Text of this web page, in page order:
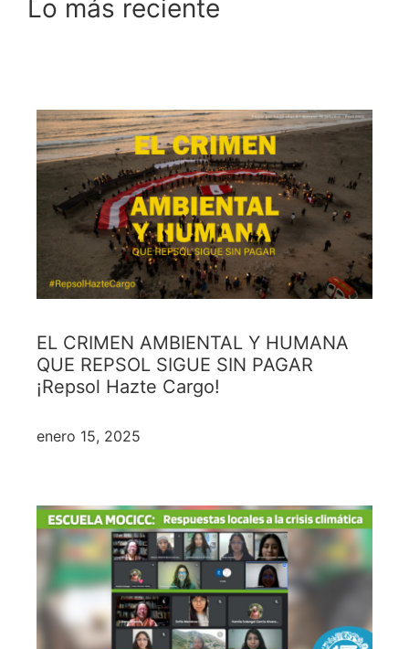
Lo más reciente
EL CRIMEN AMBIENTAL Y HUMANA
QUE REPSOL SIGUE SIN PAGAR
¡Repsol Hazte Cargo!
enero 15, 2025